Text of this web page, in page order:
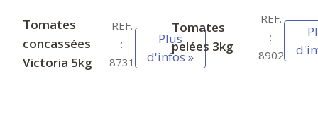
Tomates
concassées
Victoria 5kg
REF.
:
8731
Plus
d'infos »
Tomates
pelées 3kg
REF.
:
8902